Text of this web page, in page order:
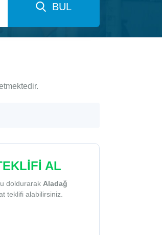
BUL
AL
doldurarak Aladağ
teklifi alabilirsiniz.